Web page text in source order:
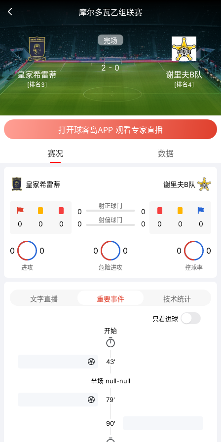
摩尔多瓦乙组联赛
皇家希雷蒂
[排名3]
完场
2 - 0
谢里夫B队
[排名4]
打开球客岛APP 观看专家直播
赛况 数据
皇家希雷蒂 谢里夫B队
0 0 0
0
0
射正球门
射偏球门
0
0
0 0 0
0 0
进攻
0 0
危险进攻
0 0
控球率
文字直播 重要事件 技术统计
只看进球
开始
43'
半场 null-null
79'
90'